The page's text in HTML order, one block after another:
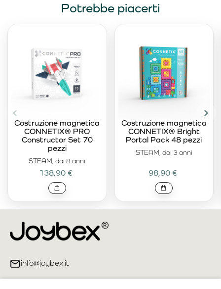
Potrebbe piacerti
STEAM, dai 8 anni
Costruzione magnetica
CONNETIX® PRO
Constructor Set 70
pezzi
138,90 €
STEAM, dai 3 anni
Costruzione magnetica
CONNETIX® Bright
Portal Pack 48 pezzi
98,90 €
info@joybex.it